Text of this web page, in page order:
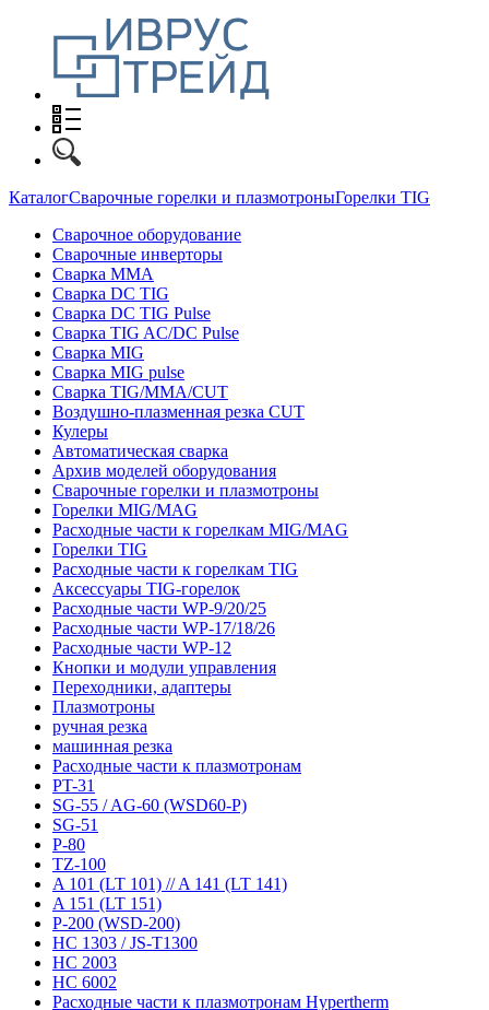
КаталогСварочные горелки и плазмотроныГорелки TIG
Сварочное оборудование
Сварочные инверторы
Сварка MMA
Сварка DC TIG
Сварка DC TIG Pulse
Сварка TIG AC/DC Pulse
Сварка MIG
Сварка MIG pulse
Сварка TIG/MMA/CUT
Воздушно-плазменная резка CUT
Кулеры
Автоматическая сварка
Архив моделей оборудования
Сварочные горелки и плазмотроны
Горелки MIG/MAG
Расходные части к горелкам MIG/MAG
Горелки TIG
Расходные части к горелкам TIG
Аксессуары TIG-горелок
Расходные части WP-9/20/25
Расходные части WP-17/18/26
Расходные части WP-12
Кнопки и модули управления
Переходники, адаптеры
Плазмотроны
ручная резка
машинная резка
Расходные части к плазмотронам
PT-31
SG-55 / AG-60 (WSD60-P)
SG-51
P-80
TZ-100
A 101 (LT 101) // A 141 (LT 141)
A 151 (LT 151)
P-200 (WSD-200)
HC 1303 / JS-T1300
HC 2003
HC 6002
Расходные части к плазмотронам Hypertherm